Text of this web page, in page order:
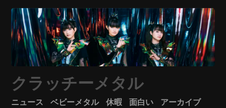
クラッチーメタル
ニュース ベビーメタル 休暇 面白い
アーカイブ